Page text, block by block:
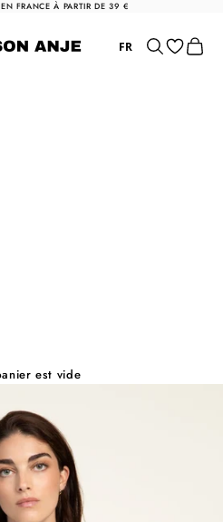
FRANCE À PARTIR DE 39 €
FR Rechercher
Panier
est vide